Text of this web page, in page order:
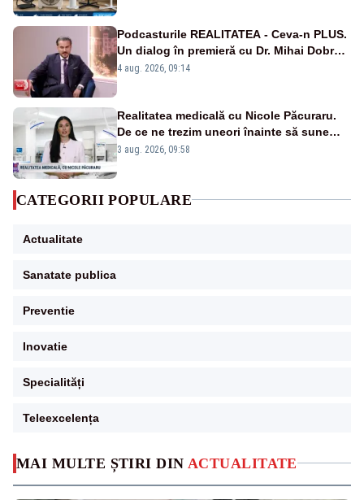
MAI MULTE ȘTIRI DIN ACTUALITATE
Podcasturile REALITATEA - Ceva-n PLUS.
Un dialog în premieră cu Dr. Mihai Dobra –
VIDEO
4 aug. 2026, 09:14
Realitatea medicală cu Nicole Păcuraru.
De ce ne trezim uneori înainte să sune
alarma?
3 aug. 2026, 09:58
CATEGORII POPULARE
Actualitate
Sanatate publica
Preventie
Inovatie
Specialități
Teleexcelența